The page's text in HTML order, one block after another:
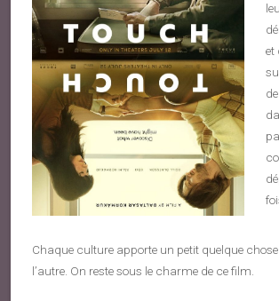
et
Chaque culture apporte un petit quelque chose
l’autre. On reste sous le charme de ce film.